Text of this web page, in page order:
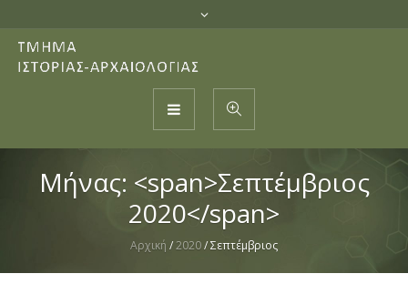
Μήνας: <span>Σεπτέμβριος
2020</span>
Αρχική /2020/Σεπτέμβριος